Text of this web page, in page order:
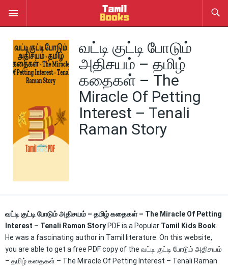
வட்டி குட்டி போடும்
அதிசயம் – தமிழ்
கதைகள் – The
Miracle Of Petting
Interest – Tenali
Raman Story
வட்டி குட்டி போடும் அதிசயம் – தமிழ் கதைகள் – The Miracle Of Petting
Interest – Tenali Raman Story PDF is a Popular Tamil Kids Book
He was a fascinating author in Tamil literature. On this website,
you are able to get a free PDF copy of the வட்டி குட்டி போடும் அதிசயம்
– தமிழ் கதைகள் – The Miracle Of Petting Interest – Tenali Raman